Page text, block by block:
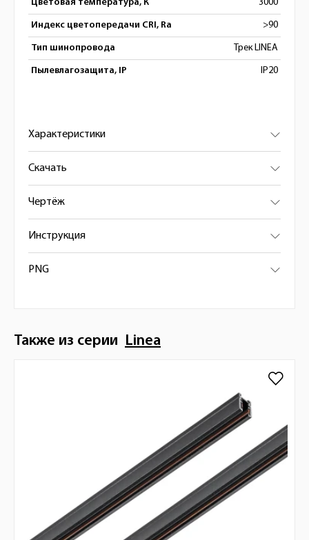
Цветовая температура, К 3000
Индекс цветопередачи CRI, Ra >90
Тип шинопровода Трек LINEA
Пылевлагозащита, IP IP20
Характеристики
Скачать
Чертёж
Инструкция
PNG
Также из серии Linea